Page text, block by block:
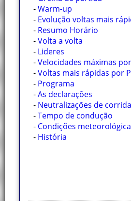
-Warm-up
- Evolução voltas mais
- Resumo Horário
-Volta a volta
- Lideres
-Velocidades máximas
-Voltas mais rápidas por
- Programa
-As declarações
- Neutralizações de corrida
-Tempo de condução
- Condições
- História